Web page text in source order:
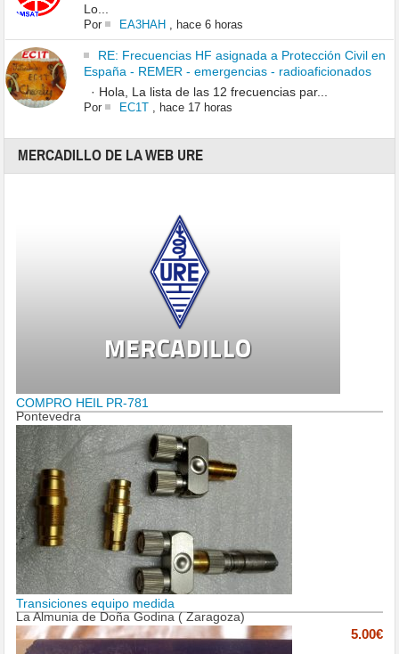
Lo...
Por EA3HAH, hace 6 horas
RE: Frecuencias HF asignada a Protección Civil en
España - REMER - emergencias - radioaficionados
· Hola, La lista de las 12 frecuencias par...
Por EC1T, hace 17 horas
MERCADILLO DE LA WEB URE
COMPRO HEIL PR-781
Pontevedra
Transiciones equipo medida
La Almunia de Doña Godina ( Zaragoza)
5.00€